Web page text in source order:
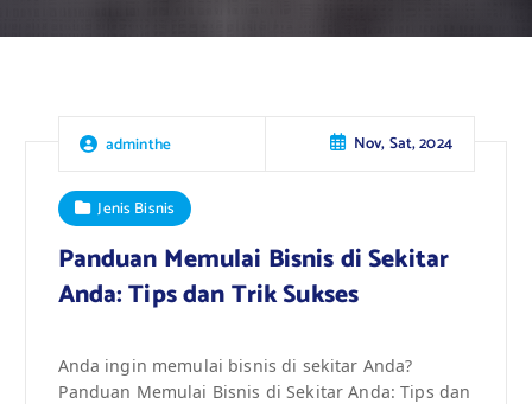
adminthe Nov, Sat, 2024
Jenis Bisnis
Panduan Memulai Bisnis di Sekitar
Anda: Tips dan Trik Sukses
Anda ingin memulai bisnis di sekitar Anda?
Panduan Memulai Bisnis di Sekitar Anda: Tips dan